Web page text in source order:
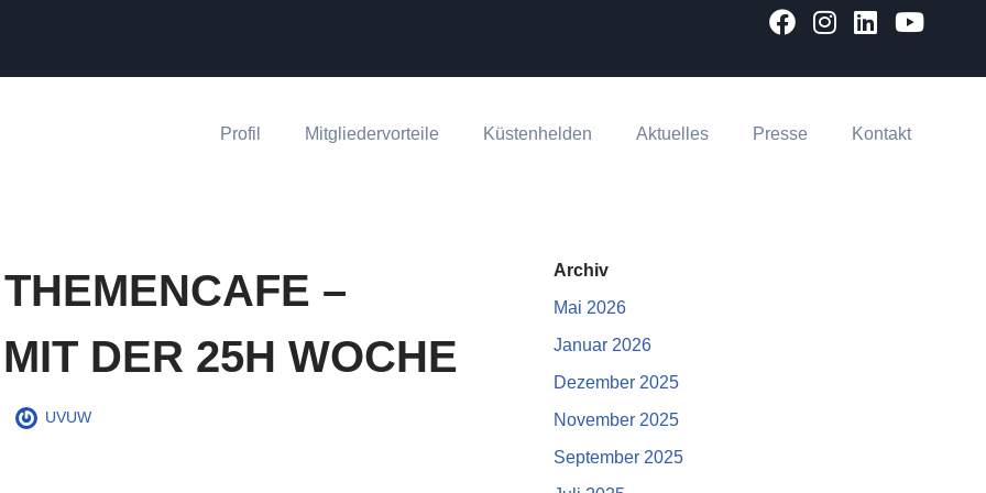
Profil Mitgliedervorteile Küstenhelden Aktuelles Presse Kontakt
–
DER 25H WOCHE
UVUW
Archiv
Mai 2026
Januar 2026
Dezember 2025
November 2025
September 2025